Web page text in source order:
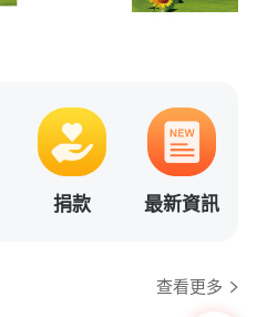
捐款 最新資訊
查看更多